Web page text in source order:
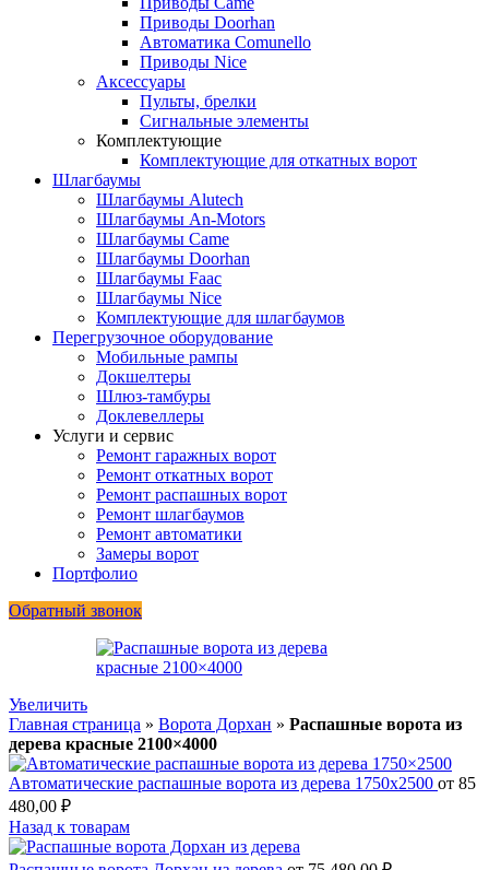
Приводы Doorhan
Автоматика Comunello
Приводы Nice
Аксессуары
Пульты, брелки
Сигнальные элементы
Комплектующие
Комплектующие для откатных ворот
Шлагбаумы
Шлагбаумы Alutech
Шлагбаумы An-Motors
Шлагбаумы Came
Шлагбаумы Doorhan
Шлагбаумы Faac
Шлагбаумы Nice
Комплектующие для шлагбаумов
Перегрузочное оборудование
Мобильные рампы
Докшелтеры
Шлюз-тамбуры
Доклевеллеры
Услуги и сервис
Ремонт гаражных ворот
Ремонт откатных ворот
Ремонт распашных ворот
Ремонт шлагбаумов
Ремонт автоматики
Замеры ворот
Портфолио
Обратный звонок
Увеличить
Главная страница » Ворота Дорхан » Распашные ворота из
дерева красные 2100×4000
Автоматические распашные ворота из дерева 1750x2500 от 85
480,00 ₽
Назад к товарам